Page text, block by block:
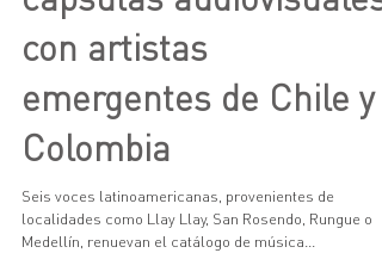
cápsulas audiovisuales
con artistas
emergentes de Chile y
Colombia
Seis voces latinoamericanas, provenientes de